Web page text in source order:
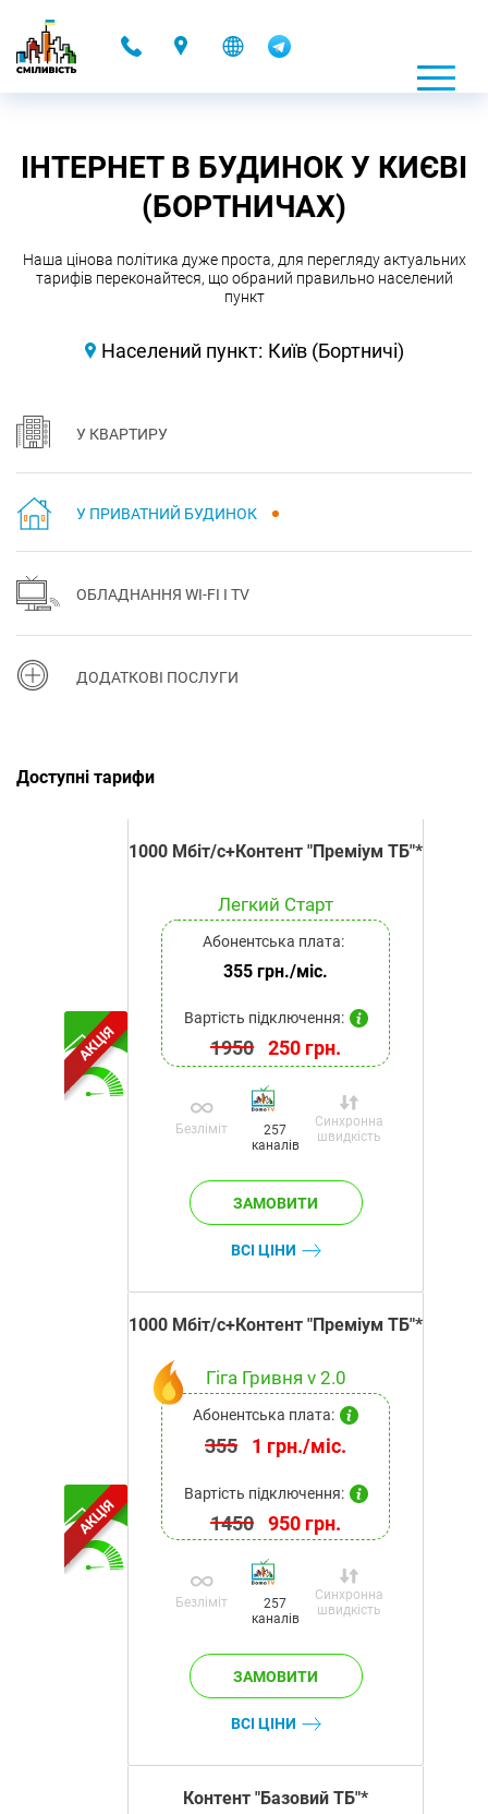
ІНТЕРНЕТ В БУДИНОК У КИЄВІ
(БОРТНИЧАХ)
Наша цінова політика дуже проста, для перегляду актуальних
тарифів переконайтеся, що обраний правильно населений
пункт
Населений пункт: Київ (Бортничі)
У КВАРТИРУ
У ПРИВАТНИЙ БУДИНОК
ОБЛАДНАННЯ WI-FI І TV
ДОДАТКОВІ ПОСЛУГИ
Доступні тарифи
АКЦІЯ
1000 Мбіт/с+Контент "Преміум ТБ"*
Легкий Старт
Абонентська плата:
355 грн./міс.
Вартість підключення:
1950 250 грн.
Безліміт
257
каналів
Синхронна
швидкість
ВСІ ЦІНИ
АКЦІЯ
1000 Мбіт/с+Контент "Преміум ТБ"*
Гіга Гривня v 2.0
Абонентська плата:
355 1 грн./міс.
Вартість підключення:
1450 950 грн.
Безліміт
257
каналів
Синхронна
швидкість
ВСІ ЦІНИ
Контент "Базовий ТБ"*